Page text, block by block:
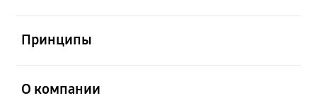
Принципы
О компании